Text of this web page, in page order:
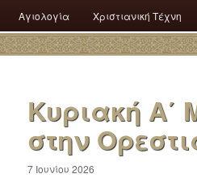
Αγιολογία Χριστιανική Τέχνη
Κυριακή Α΄
στην
7 Ιουνίου 2026